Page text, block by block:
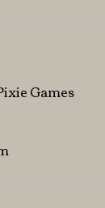
Games